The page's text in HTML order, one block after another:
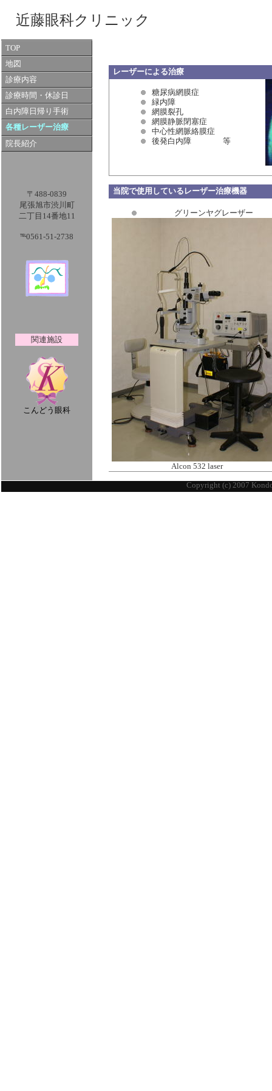
近藤眼科クリニック
TOP
地図
診療内容
診療時間・休診日
白内障日帰り手術
各種レーザー治療
院長紹介
〒488-0839
尾張旭市渋川町
二丁目14番地11
℡0561-51-2738
関連施設
こんどう眼科
レーザーによる治療
糖尿病網膜症
緑内障
網膜裂孔
網膜静脈閉塞症
中心性網脈絡膜症
後発白内障 等
当院で使用しているレーザー治療機器
グリーンヤグレーザー
Alcon 532 laser
Copyright (c) 2007